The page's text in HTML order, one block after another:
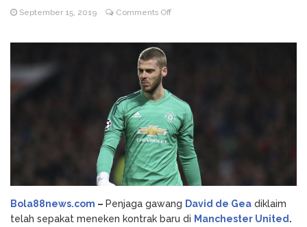
August 6, 2026
NV Casino
Auszahlungsleitfaden: Schritt-für-Schritt-
Anleitung zum Auszahlen
September 15, 2019 Comments Offon
David
Kontrak
Baru
di
Manchester
United
Bola88news.com – Penjaga gawang David de Gea diklaim
telah sepakat meneken kontrak baru di Manchester United .